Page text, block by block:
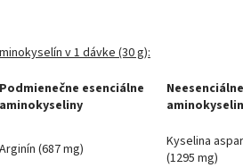
v 1 dávke (30 g):
Podmienečne esenciálne
aminokyseliny
Arginín (687 mg)
Kyselina
(1295 mg)